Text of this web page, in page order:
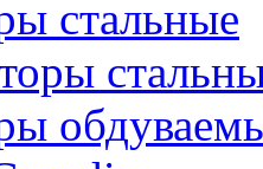
стальные